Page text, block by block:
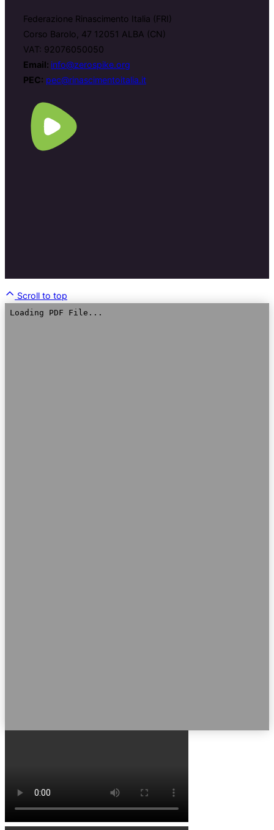
Federazione Rinascimento Italia (FRI)
Corso Barolo, 47 12051 ALBA (CN)
VAT: 92076050050
Email: info@zerospike.org
PEC: pec@rinascimentoitalia.it
Scroll to top